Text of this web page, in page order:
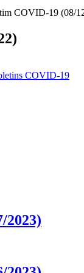
COVID-19 (08/
COVID-19
2023)